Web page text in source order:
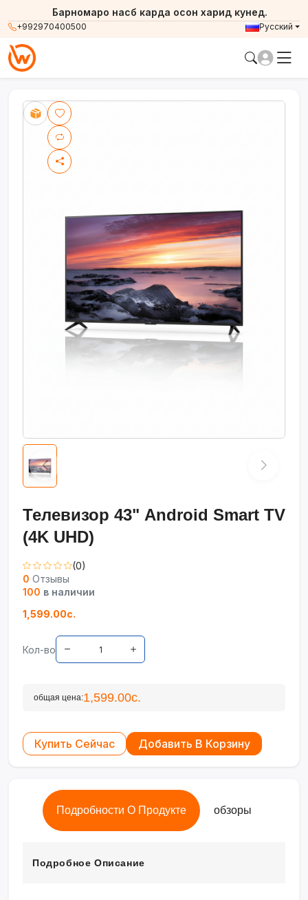
+992970400500
Барномаро насб карда осон харид кунед.
Русский
Телевизор 43" Android Smart TV
(4K UHD)
(0)
0 Отзывы
100 в наличии
1,599.00с.
Кол-во
общая цена:1,599.00с.
Купить Сейчас Добавить В Корзину
Подробности О Продукте обзоры
Подробное Описание